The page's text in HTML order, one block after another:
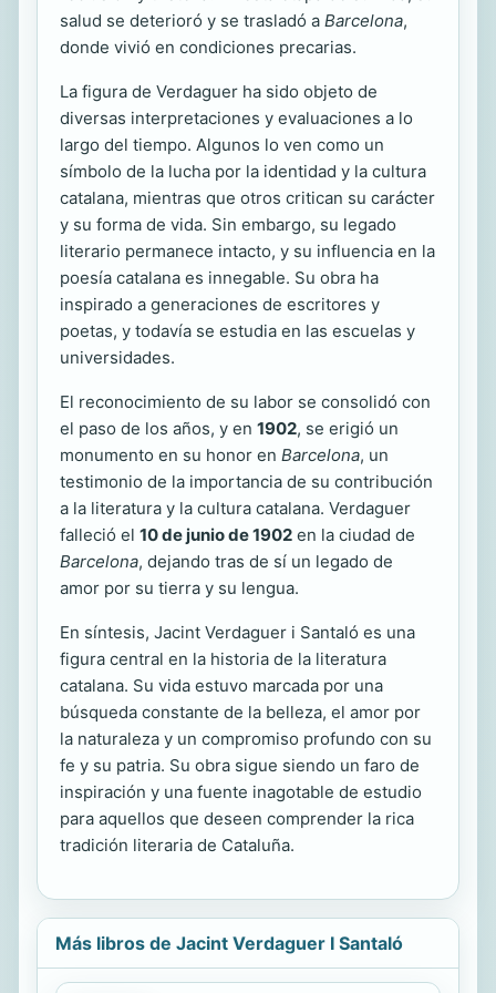
salud se deterioró y se trasladó a Barcelona,
donde vivió en condiciones precarias.
La figura de Verdaguer ha sido objeto de
diversas interpretaciones y evaluaciones a lo
largo del tiempo. Algunos lo ven como un
símbolo de la lucha por la identidad y la cultura
catalana, mientras que otros critican su carácter
y su forma de vida. Sin embargo, su legado
literario permanece intacto, y su influencia en la
poesía catalana es innegable. Su obra ha
inspirado a generaciones de escritores y
poetas, y todavía se estudia en las escuelas y
universidades.
El reconocimiento de su labor se consolidó con
el paso de los años, y en 1902, se erigió un
monumento en su honor en Barcelona, un
testimonio de la importancia de su contribución
a la literatura y la cultura catalana. Verdaguer
falleció el 10 de junio de 1902 en la ciudad de
Barcelona, dejando tras de sí un legado de
amor por su tierra y su lengua.
En síntesis, Jacint Verdaguer i Santaló es una
figura central en la historia de la literatura
catalana. Su vida estuvo marcada por una
búsqueda constante de la belleza, el amor por
la naturaleza y un compromiso profundo con su
fe y su patria. Su obra sigue siendo un faro de
inspiración y una fuente inagotable de estudio
para aquellos que deseen comprender la rica
tradición literaria de Cataluña.
Más libros de Jacint Verdaguer I Santaló